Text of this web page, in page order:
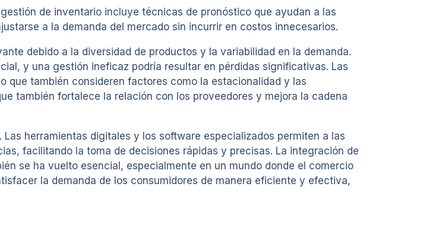
de inventario incluye técnicas de pronóstico que ayudan a las
a la demanda del mercado sin incurrir en costos innecesarios.
debido a la diversidad de productos y la variabilidad en la demanda.
y una gestión ineficaz podría resultar en pérdidas significativas. Las
que también consideren factores como la estacionalidad y las
también fortalece la relación con los proveedores y mejora la cadena
herramientas digitales y los software especializados permiten a las
facilitando la toma de decisiones rápidas y precisas. La integración de
se ha vuelto esencial, especialmente en un mundo donde el comercio
la demanda de los consumidores de manera eficiente y efectiva,